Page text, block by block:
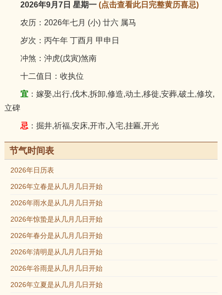
2026年9月7日 星期一 (点击查看此日完整黄历喜忌)
农历：2026年七月 (小) 廿六 属马
岁次：丙午年 丁酉月 甲申日
冲煞：沖虎(戊寅)煞南
十二值日：收执位
宜：嫁娶,出行,伐木,拆卸,修造,动土,移徙,安葬,破土,修坟,
立碑
忌 ：掘井,祈福,安床,开市,入宅,挂匾,开光
节气时间表
2026年日历表
2026年立春是从几月几日开始
2026年雨水是从几月几日开始
2026年惊蛰是从几月几日开始
2026年春分是从几月几日开始
2026年清明是从几月几日开始
2026年谷雨是从几月几日开始
2026年立夏是从几月几日开始